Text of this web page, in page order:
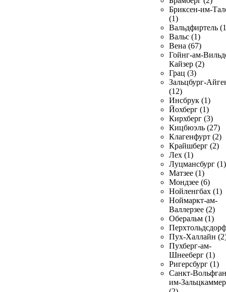
Бриксен-им-
(1)
Вальдфиртель
Вальс (1)
Вена (67)
Гойнг-ам-
Кайзер (2)
Грац (3)
Зальцбург-
(12)
Инсбрук (1)
Йохберг (1)
Кирхберг (3)
Кицбюэль (27)
Клагенфурт (2)
Крайшберг (2)
Лех (1)
Луцмансбург (1)
Матзее (1)
Мондзее (6)
Нойленгбах (1)
Ноймаркт-ам-
Валлерзее (2)
Оберальм (1)
Пух-Халлайн
Пухберг-ам-
Шнееберг (1)
Ригерсбург (1)
Санкт-
им-